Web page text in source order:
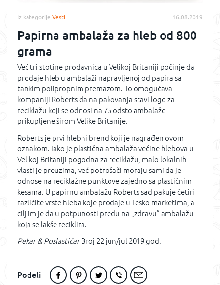
Iz kategorije Vesti 16.08.2019
Papirna ambalaža za hleb od 800
grama
Već tri stotine prodavnica u Velikoj Britaniji počinje da
prodaje hleb u ambalaži napravljenoj od papira sa
tankim polipropnim premazom. To omogućava
kompaniji Roberts da na pakovanja stavi logo za
reciklažu koji se odnosi na 75 odsto ambalaže
prikupljene širom Velike Britanije.
Roberts je prvi hlebni brend koji je nagrađen ovom
oznakom. Iako je plastična ambalaža većine hlebova u
Velikoj Britaniji pogodna za reciklažu, malo lokalnih
vlasti je preuzima, već potrošači moraju sami da je
odnose na reciklažne punktove zajedno sa plastičnim
kesama. U papirnu ambalažu Roberts sad pakuje četiri
različite vrste hleba koje prodaje u Tesko marketima, a
cilj im je da u potpunosti pređu na „zdravu” ambalažu
koja se lakše reciklira.
Pekar & PoslastičarBroj 22 jun/jul 2019 god.
Podeli